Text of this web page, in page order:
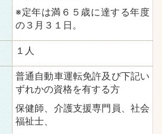
※定年は満６５歳に達する年度
の３月３１日。
１人
普通自動車運転免許及び下記い
ずれかの資格を有する方
保健師、介護支援専門員、社会
福祉士、